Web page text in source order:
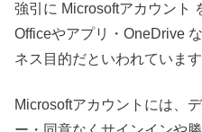
強引に Microsoftアカウント
Officeやアプリ・OneDrive
ネス目的だといわれています
Microsoftアカウントには、